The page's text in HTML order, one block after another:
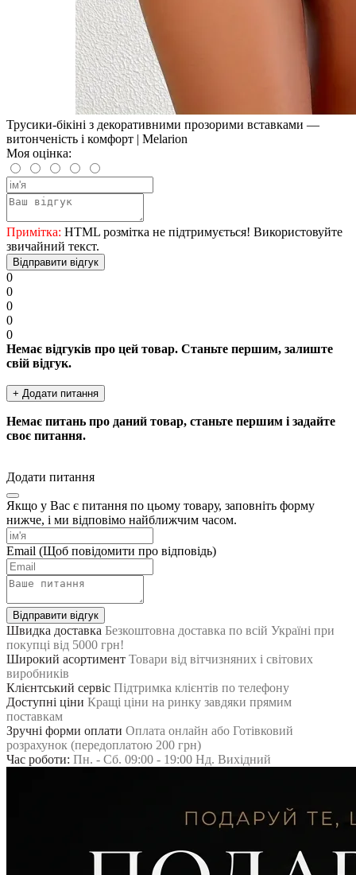
Трусики-бікіні з декоративними прозорими вставками —
витонченість і комфорт | Melarion
Моя оцінка:
Примітка: HTML розмітка не підтримується! Використовуйте
звичайний текст.
Відправити відгук
0
0
0
0
0
Немає відгуків про цей товар. Станьте першим, залиште
свій відгук.
+ Додати питання
Немає питань про даний товар, станьте першим і задайте
своє питання.
Додати питання
Якщо у Вас є питання по цьому товару, заповніть форму
нижче, і ми відповімо найближчим часом.
Email (Щоб повідомити про відповідь)
Відправити відгук
Швидка доставка Безкоштовна доставка по всій Україні при
покупці від 5000 грн!
Широкий асортимент Товари від вітчизняних і світових
виробників
Клієнтський сервіс Підтримка клієнтів по телефону
Доступні ціни Кращі ціни на ринку завдяки прямим
поставкам
Зручні форми оплати Оплата онлайн або Готівковий
розрахунок (передоплатою 200 грн)
Час роботи: Пн. - Сб. 09:00 - 19:00 Нд. Вихідний